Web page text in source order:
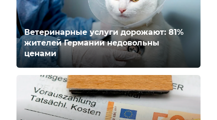
Ветеринарные услуги дорожают: 81%
жителей Германии недовольны
ценами